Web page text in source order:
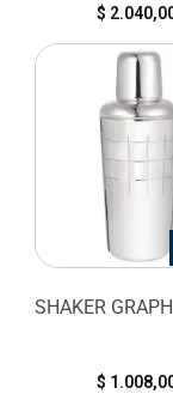
$
SHAKER
$